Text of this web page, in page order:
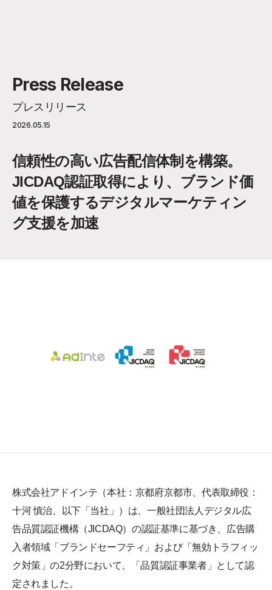
Press Release
プレスリリース
2026.05.15
信頼性の高い広告配信体制を構築。
JICDAQ認証取得により、ブランド価
値を保護するデジタルマーケティン
グ支援を加速
株式会社アドインテ（本社：京都府京都市、代表取締役：
十河 慎治、以下「当社」）は、一般社団法人デジタル広
告品質認証機構（JICDAQ）の認証基準に基づき、広告購
入者領域「ブランドセーフティ」および「無効トラフィッ
ク対策」の2分野において、「品質認証事業者」として認
定されました。